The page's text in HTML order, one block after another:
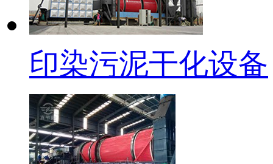
印染污泥干化设备